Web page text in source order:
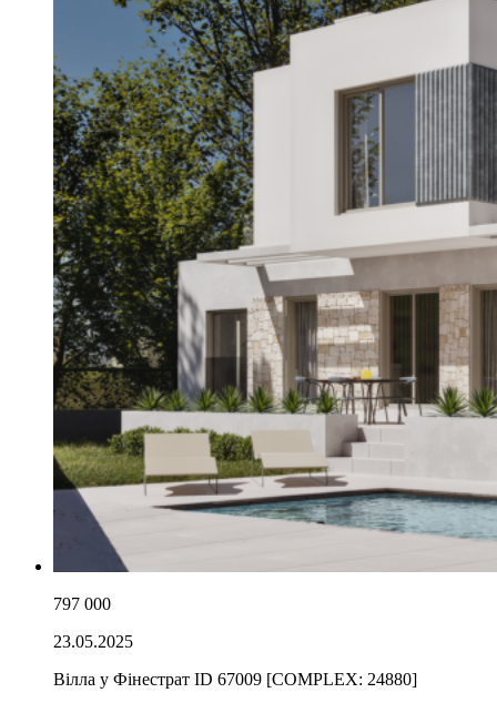
797 000
23.05.2025
Вілла у Фінестрат ID 67009 [COMPLEX: 24880]